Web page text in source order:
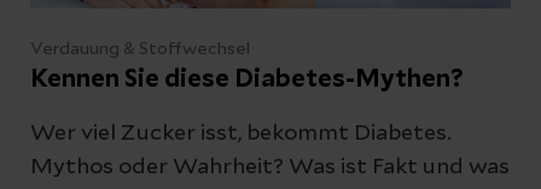
Verdauung & Stoffwechsel
Kennen Sie diese Diabetes-Mythen?
Wer viel Zucker isst, bekommt Diabetes.
Mythos oder Wahrheit? Was ist Fakt und was